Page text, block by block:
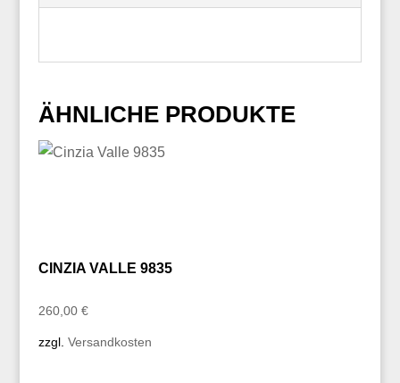
ÄHNLICHE PRODUKTE
CINZIA VALLE 9835
260,00 €
zzgl. Versandkosten